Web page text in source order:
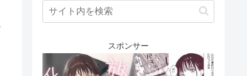
スポンサー